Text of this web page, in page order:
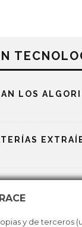
y de terceros
LOS
A LA ERA
NO SE